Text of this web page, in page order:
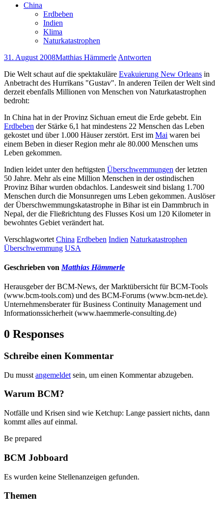
China
Erdbeben
Indien
Klima
Naturkatastrophen
31. August 2008Matthias Hämmerle Antworten
Die Welt schaut auf die spektakuläre Evakuierung New Orleans in
Anbetracht des Hurrikans "Gustav". In anderen Teilen der Welt sind
derzeit ebenfalls Millionen von Menschen von Naturkatastrophen
bedroht:
In China hat in der Provinz Sichuan erneut die Erde gebebt. Ein
Erdbeben der Stärke 6,1 hat mindestens 22 Menschen das Leben
gekostet und über 1.000 Häuser zerstört. Erst im Mai waren bei
einem Beben in dieser Region mehr ale 80.000 Menschen ums
Leben gekommen.
Indien leidet unter den heftigsten Überschwemmungen der letzten
50 Jahre. Mehr als eine Million Menschen in der ostindischen
Provinz Bihar wurden obdachlos. Landesweit sind bislang 1.700
Menschen durch die Monsunregen ums Leben gekommen. Auslöser
der Überschwemmungskatastrophe in Bihar ist ein Dammbruch in
Nepal, der die Fließrichtung des Flusses Kosi um 120 Kilometer in
bewohntes Gebiet verändert hat.
Verschlagwortet China Erdbeben Indien Naturkatastrophen
Überschwemmung USA
Geschrieben von Matthias Hämmerle
Herausgeber der BCM-News, der Marktübersicht für BCM-Tools
(www.bcm-tools.com) und des BCM-Forums (www.bcm-net.de).
Unternehmensberater für Business Continuity Management und
Informationssicherheit (www.haemmerle-consulting.de)
0 Responses
Schreibe einen Kommentar
Du musst angemeldet sein, um einen Kommentar abzugeben.
Warum BCM?
Notfälle und Krisen sind wie Ketchup: Lange passiert nichts, dann
kommt alles auf einmal.
Be prepared
BCM Jobboard
Es wurden keine Stellenanzeigen gefunden.
Themen